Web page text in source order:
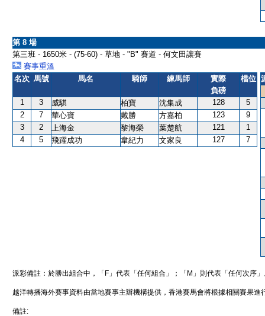
第 8 場
第三班 - 1650米 - (75-60) - 草地 - "B" 賽道 - 何文田讓賽
賽事重溫
名次 馬號 馬名 騎師 練馬師
實際
負磅
檔位
1 3 威騏 柏寶 沈集成 128
5
2
7 華心寶 戴勝 方嘉柏 123
9
3
2 上海金 黎海榮 葉楚航 121
1
4
5 飛躍成功 韋紀力 文家良 127 7
派彩備註：於勝出組合中，「F」代表「任何組合」；「M」則代表「任何次序
越洋轉播海外賽事資料由當地賽事主辦機構提供，香港賽馬會將根據相關賽果進
備註: